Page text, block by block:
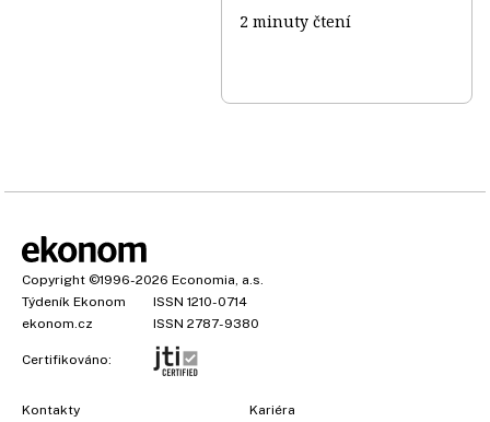
2 minuty čtení
Copyright ©1996-2026 Economia, a.s.
Týdeník Ekonom
ISSN 1210-0714
ekonom.cz
ISSN 2787-9380
Certifikováno:
Kontakty Kariéra